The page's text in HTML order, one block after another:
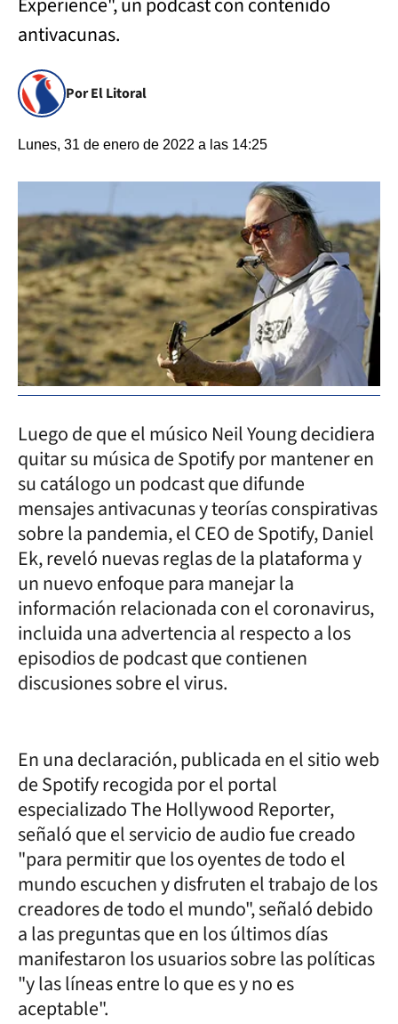
antivacunas.
Por El Litoral
Lunes, 31 de enero de 2022 a las 14:25
Luego de que el músico Neil Young decidiera
quitar su música de Spotify por mantener en
su catálogo un podcast que difunde
mensajes antivacunas y teorías conspirativas
sobre la pandemia, el CEO de Spotify, Daniel
Ek, reveló nuevas reglas de la plataforma y
un nuevo enfoque para manejar la
información relacionada con el coronavirus,
incluida una advertencia al respecto a los
episodios de podcast que contienen
discusiones sobre el virus.
En una declaración, publicada en el sitio web
de Spotify recogida por el portal
especializado The Hollywood Reporter,
señaló que el servicio de audio fue creado
"para permitir que los oyentes de todo el
mundo escuchen y disfruten el trabajo de los
creadores de todo el mundo", señaló debido
a las preguntas que en los últimos días
manifestaron los usuarios sobre las políticas
"y las líneas entre lo que es y no es
aceptable".